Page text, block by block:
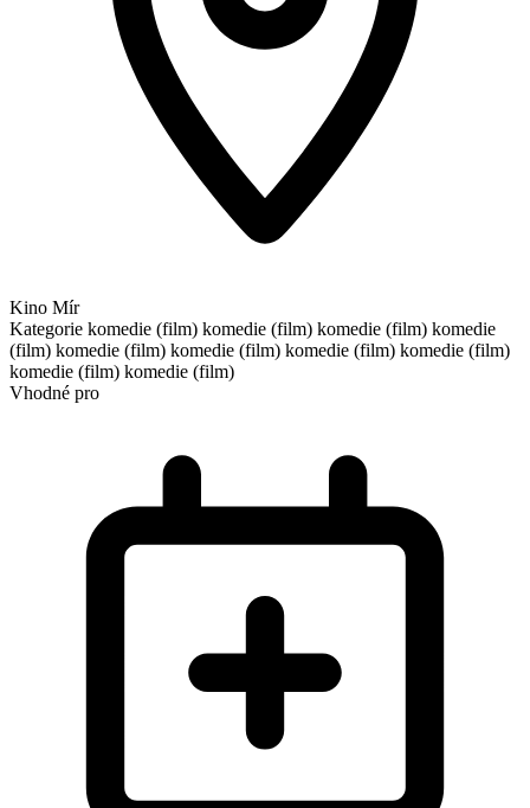
Kino Mír
Kategorie komedie (film) komedie (film) komedie (film) komedie
(film) komedie (film) komedie (film) komedie (film) komedie (film)
komedie (film) komedie (film)
Vhodné pro